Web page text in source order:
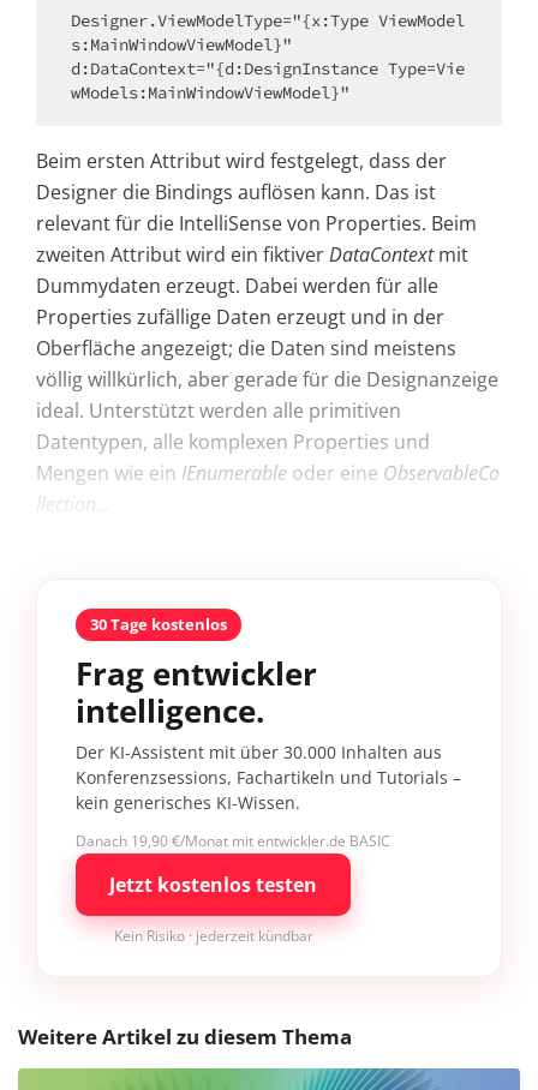
Designer.ViewModelType="{x:Type ViewModel
s:MainWindowViewModel}"
d:DataContext="{d:DesignInstance Type=Vie
wModels:MainWindowViewModel}"
Beim ersten Attribut wird festgelegt, dass der
Designer die Bindings auflösen kann. Das ist
relevant für die IntelliSense von Properties. Beim
zweiten Attribut wird ein fiktiverDataContextmit
Dummydaten erzeugt. Dabei werden für alle
Properties zufällige Daten erzeugt und in der
Oberfläche angezeigt; die Daten sind meistens
völlig willkürlich, aber gerade für die Designanzeige
ideal. Unterstützt werden alle primitiven
Datentypen, alle komplexen Properties und
Mengen wie ein IEnumerable oder eine ObservableCo
llection...
30 Tage kostenlos
Frag entwickler
intelligence.
Der KI-Assistent mit über 30.000 Inhalten aus
Konferenzsessions, Fachartikeln und Tutorials –
kein generisches KI-Wissen.
Danach 19,90 €/Monat mit entwickler.de BASIC
Jetzt kostenlos testen
Kein Risiko · jederzeit kündbar
Weitere Artikel zu diesem Thema